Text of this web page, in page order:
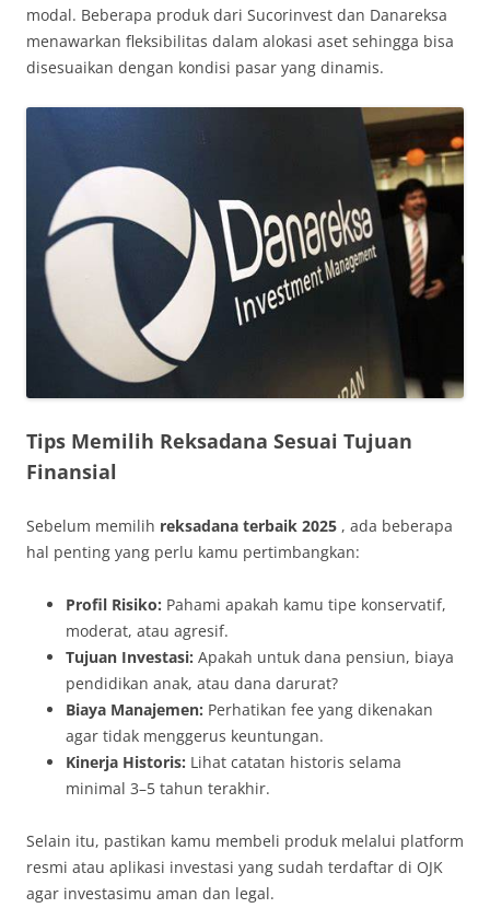
modal. Beberapa produk dari Sucorinvest dan Danareksa
menawarkan fleksibilitas dalam alokasi aset sehingga bisa
disesuaikan dengan kondisi pasar yang dinamis.
Tips Memilih Reksadana Sesuai Tujuan
Finansial
Sebelum memilih reksadana terbaik 2025 , ada beberapa
hal penting yang perlu kamu pertimbangkan:
Profil Risiko: Pahami apakah kamu tipe konservatif,
moderat, atau agresif.
Tujuan Investasi: Apakah untuk dana pensiun, biaya
pendidikan anak, atau dana darurat?
Biaya Manajemen: Perhatikan fee yang dikenakan
agar tidak menggerus keuntungan.
Kinerja Historis: Lihat catatan historis selama
minimal 3–5 tahun terakhir.
Selain itu, pastikan kamu membeli produk melalui platform
resmi atau aplikasi investasi yang sudah terdaftar di OJK
agar investasimu aman dan legal.